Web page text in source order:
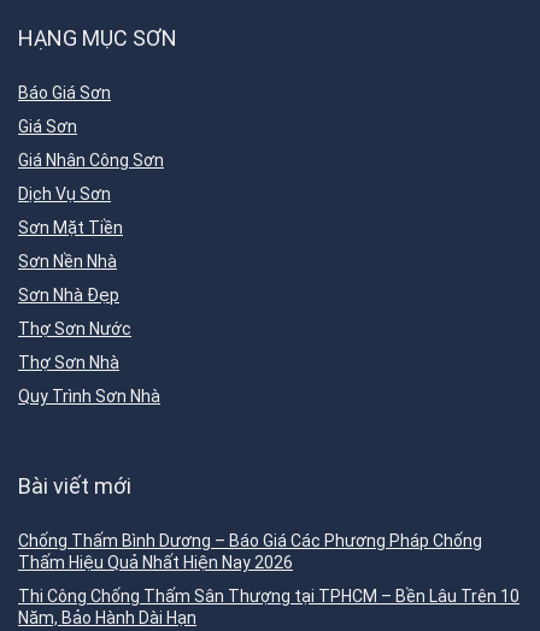
HẠNG MỤC SƠN
Báo Giá Sơn
Giá Sơn
Giá Nhân Công Sơn
Dịch Vụ Sơn
Sơn Mặt Tiền
Sơn Nền Nhà
Sơn Nhà Đẹp
Thợ Sơn Nước
Thợ Sơn Nhà
Quy Trình Sơn Nhà
Bài viết mới
Chống Thấm Bình Dương – Báo Giá Các Phương Pháp Chống
Thấm Hiệu Quả Nhất Hiện Nay 2026
Thi Công Chống Thấm Sân Thượng tại TPHCM – Bền Lâu Trên 10
Năm, Bảo Hành Dài Hạn